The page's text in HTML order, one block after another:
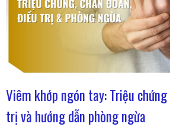
Viêm khớp ngón tay: Triệu
trị và hướng dẫn phòng ngừa